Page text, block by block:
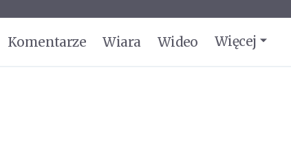
Komentarze Wiara Wideo Więcej